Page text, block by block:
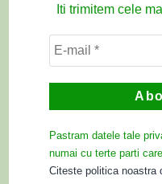
Iti trimitem cele
Pastram datele tale
numai cu terte parti
Citeste politica noastra